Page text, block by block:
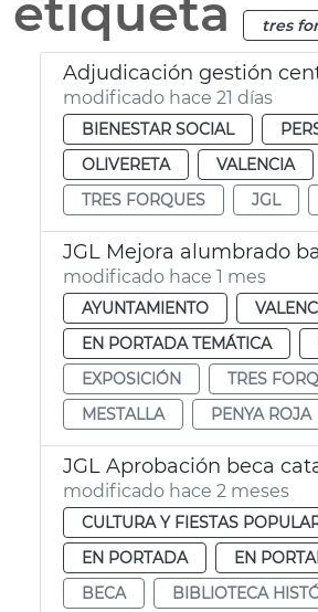
etiqueta
tres
Adjudicación gestión
modificado hace 21 días
BIENESTAR SOCIAL
OLIVERETA
VALENCIA
TRES FORQUES
JGL
JGL Mejora alumbrado
modificado hace 1 mes
AYUNTAMIENTO
EN PORTADA TEMÁTICA
EXPOSICIÓN
TRES
MESTALLA
PENYA ROJA
JGL Aprobación beca
modificado hace 2 meses
CULTURA Y FIESTAS
EN PORTADA
EN
BECA
BIBLIOTECA